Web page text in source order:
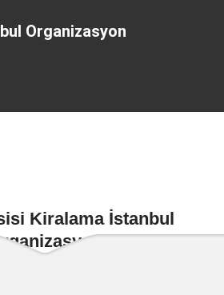
Organizasyon
Kiralama İstanbul